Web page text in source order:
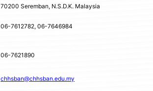
70200 Seremban, N.S.D.K. Malaysia
06-7612782, 06-7646984
06-7621890
chhsban@chhsban.edu.my